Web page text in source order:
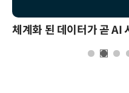
체계화 된 데이터가 곧 AI